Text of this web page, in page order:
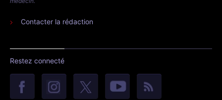
Contacter la rédaction
Restez connecté